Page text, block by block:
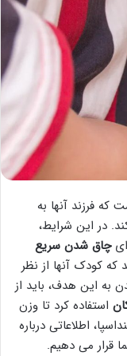
که فرزند آنها به
در این شرایط،
چاق شدن سریع
کودک آنها از نظر
به این هدف، باید از
استفاده کرد تا وزن
اطلاعاتی درباره
قرار می دهیم.